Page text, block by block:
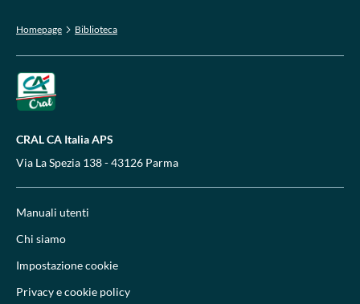
Homepage Biblioteca
CRAL CA Italia APS
Via La Spezia 138 - 43126 Parma
Manuali utenti
Chi siamo
Impostazione cookie
Privacy e cookie policy